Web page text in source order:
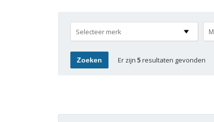
Selecteer merk
Er zijn 5resultaten gevonden